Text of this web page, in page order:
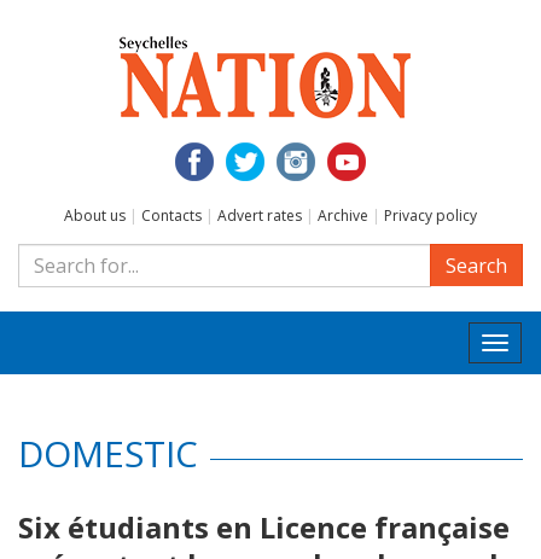
About us | Contacts | Advert rates | Archive | Privacy policy
Search
DOMESTIC
Six étudiants en Licence française